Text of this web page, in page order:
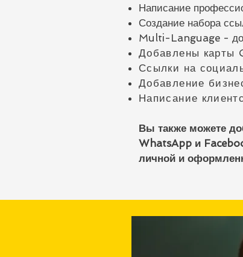
Написание
Создание набора
Multi-Language -
Добавлены карты
Ссылки на
Добавление
Написание
Вы также можете
WhatsApp и
личной и